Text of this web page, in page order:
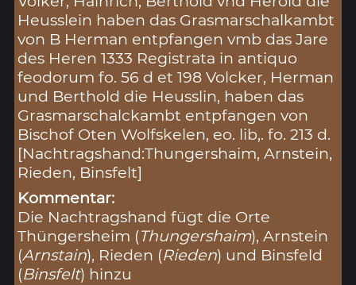
Heusslein haben das Grasmarschalkambt
von B Herman entpfangen vmb das Jare
des Heren 1333 Registrata in antiquo
feodorum fo. 56 d et 198 Volcker, Herman
und Berthold die Heusslin, haben das
Grasmarschalckambt entpfangen von
Bischof Oten Wolfskelen, eo. lib,. fo. 213 d.
[Nachtragshand:Thungershaim, Arnstein,
Rieden, Binsfelt]
Kommentar:
Die Nachtragshand fügt die Orte
Thüngersheim (Thungershaim), Arnstein
(Arnstain), Rieden (Rieden) und Binsfeld
(Binsfelt) hinzu